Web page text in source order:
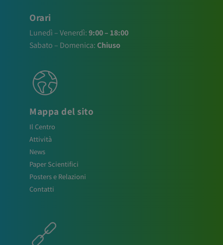
Orari
Lunedì – Venerdì:9:00 – 18:00
Sabato – Domenica: Chiuso
Mappa del sito
Il Centro
Attività
News
Paper Scientifici
Posters e Relazioni
Contatti